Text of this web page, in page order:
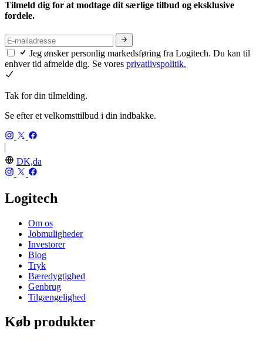
Tilmeld dig for at modtage dit særlige tilbud og eksklusive
fordele.
Jeg ønsker personlig markedsføring fra Logitech. Du kan til
enhver tid afmelde dig. Se vores privatlivspolitik.
Tak for din tilmelding.
Se efter et velkomsttilbud i din indbakke.
DK,da
Logitech
Om os
Jobmuligheder
Investorer
Blog
Tryk
Bæredygtighed
Genbrug
Tilgængelighed
Køb produkter